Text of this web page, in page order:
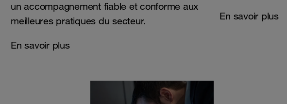
un accompagnement fiable et conforme aux
meilleures pratiques du secteur.
En savoir plus
En savoir plus